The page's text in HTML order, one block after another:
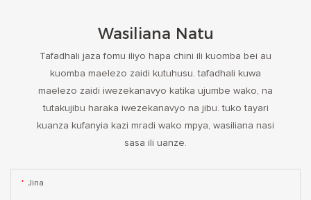
Wasiliana Natu
Tafadhali jaza fomu iliyo hapa chini ili kuomba bei au
kuomba maelezo zaidi kutuhusu. tafadhali kuwa
maelezo zaidi iwezekanavyo katika ujumbe wako, na
tutakujibu haraka iwezekanavyo na jibu. tuko tayari
kuanza kufanyia kazi mradi wako mpya, wasiliana nasi
sasa ili uanze.
Jina